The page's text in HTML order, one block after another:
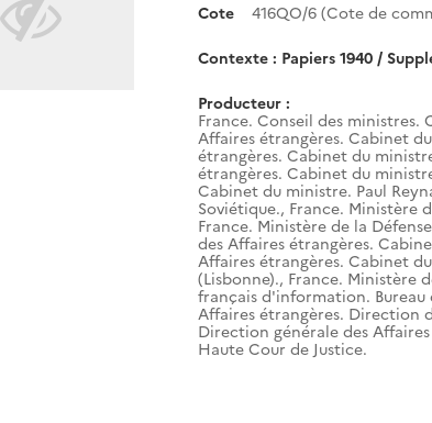
Cote 416QO/6 (Cote de
Contexte : Papiers 1940 /
Producteur :
France. Conseil des
Affaires étrangères. Cabinet
étrangères. Cabinet du
étrangères. Cabinet du
Cabinet du ministre. Paul
Soviétique., France. Ministère
France. Ministère de la
des Affaires étrangères.
Affaires étrangères. Cabinet
(Lisbonne)., France. Ministère
français d'information.
Affaires étrangères. Direction
Direction générale des
Haute Cour de Justice.